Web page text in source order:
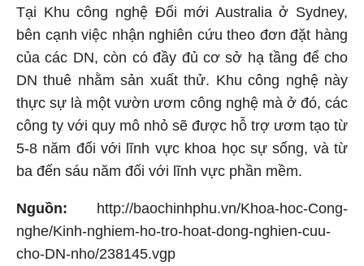
Tại Khu công nghệ Đổi mới Australia ở Sydney,
bên cạnh việc nhận nghiên cứu theo đơn đặt hàng
của các DN, còn có đầy đủ cơ sở hạ tầng để cho
DN thuê nhằm sản xuất thử. Khu công nghệ này
thực sự là một vườn ươm công nghệ mà ở đó, các
công ty với quy mô nhỏ sẽ được hỗ trợ ươm tạo từ
5-8 năm đối với lĩnh vực khoa học sự sống, và từ
ba đến sáu năm đối với lĩnh vực phần mềm.
Nguồn: http://baochinhphu.vn/Khoa-hoc-Cong-
nghe/Kinh-nghiem-ho-tro-hoat-dong-nghien-cuu-
cho-DN-nho/238145.vgp